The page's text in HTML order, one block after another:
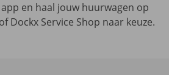
en haal jouw huurwagen op
Dockx Service Shop naar keuze.